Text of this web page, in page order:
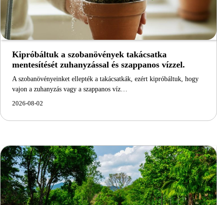
Kipróbáltuk a szobanövények takácsatka
mentesítését zuhanyzással és szappanos vízzel.
A szobanövényeinket ellepték a takácsatkák, ezért kipróbáltuk, hogy
vajon a zuhanyzás vagy a szappanos víz…
2026-08-02